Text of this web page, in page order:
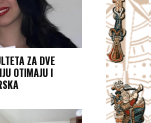
ZA DVE
OTIMAJU I